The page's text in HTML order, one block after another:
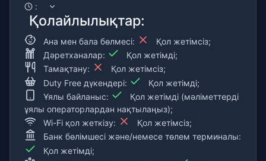
:
Қолайлылықтар:
Ана мен бала бөлмесі:
Қол жетімсіз;
Дәретханалар:
Қол жетімді;
Тамақтану:
Қол жетімсіз;
Duty Free дүкендері:
Қол жетімді;
Ұялы байланыс:
Қол жетімді (мәліметтерді
ұялы операторлардан нақтылаңыз);
Wi-Fi қол жеткізу:
Қол жетімсіз;
Банк бөлімшесі және/немесе төлем терминалы:
Қол жетімді;